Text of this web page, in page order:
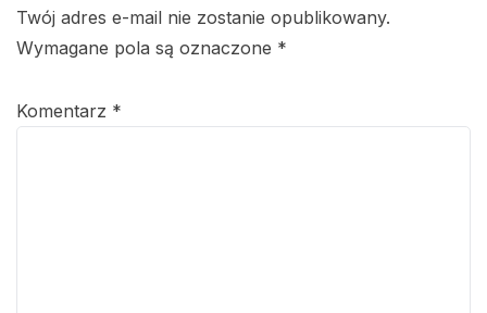
Twój adres e-mail nie zostanie opublikowany.
Wymagane pola są oznaczone *
Komentarz *